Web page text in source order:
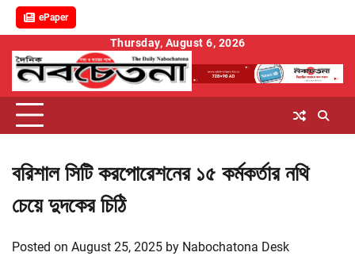
ePaper
content
Thursday, August 6, 2026
বরিশাল সিটি করপোরেশনের ১৫ কর্মকর্তার নথি
চেয়ে দুদকের চিঠি
Posted on August 25, 2025 by Nabochatona Desk